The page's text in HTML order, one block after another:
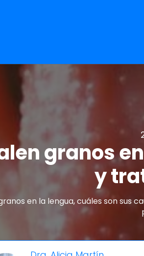
granos
y
en la lengua, cuáles son sus